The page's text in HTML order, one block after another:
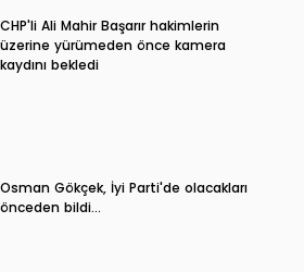
CHP'li Ali Mahir Başarır hakimlerin
üzerine yürümeden önce kamera
kaydını bekledi
Osman Gökçek, İyi Parti'de olacakları
önceden bildi...